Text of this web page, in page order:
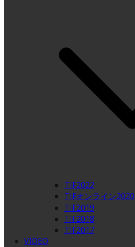
TIF2022
TIFオンライン2020
TIF2019
TIF2018
TIF2017
VIDEO